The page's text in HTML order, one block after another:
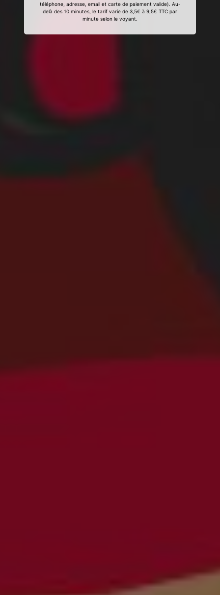
téléphone, adresse, email et carte de paiement valide). Au-
delà des 10 minutes, le tarif varie de 3,5€ à 9,5€ TTC par
minute selon le voyant.